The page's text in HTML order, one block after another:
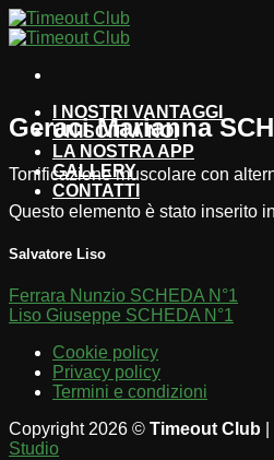
Salta
ai
I NOSTRI VANTAGGI
UNISCITI A NOI
LA NOSTRA APP
GALLERY
CONTATTI
Geraci Marianna
Tonificazione muscolare con
Questo elemento è stato inserito
Salvatore Liso
Ferrara Nunzio SCHEDA N°1
Liso Giuseppe SCHEDA N°1
Cookie policy
Privacy policy
Termini e condizioni
Copyright 2026 © Timeout Club
Studio